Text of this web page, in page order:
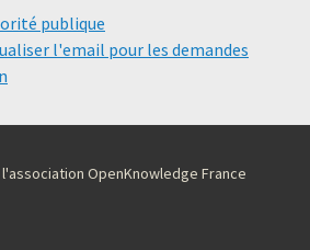
publique
l'email pour les demandes
OpenKnowledge France